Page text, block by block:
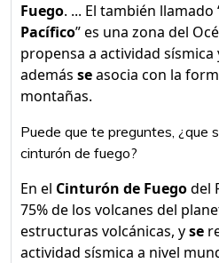
Fuego. ... El también llamado
Pacífico” es una zona del
propensa a actividad sísmica
además seasocia con la
montañas.
Puede que te preguntes, ¿que
cinturón de fuego?
En el Cinturón de Fuegodel
75% de los volcanes del
estructuras volcánicas, yse
actividad sísmica a nivel